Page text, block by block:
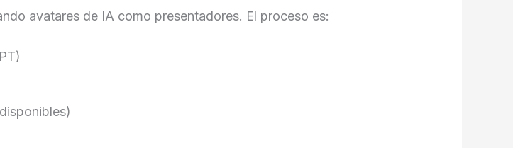
avatares de IA como presentadores. El proceso es: